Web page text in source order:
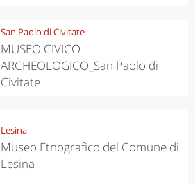
San Paolo di Civitate
MUSEO CIVICO
ARCHEOLOGICO_San Paolo di
Civitate
Lesina
Museo Etnografico del Comune di
Lesina